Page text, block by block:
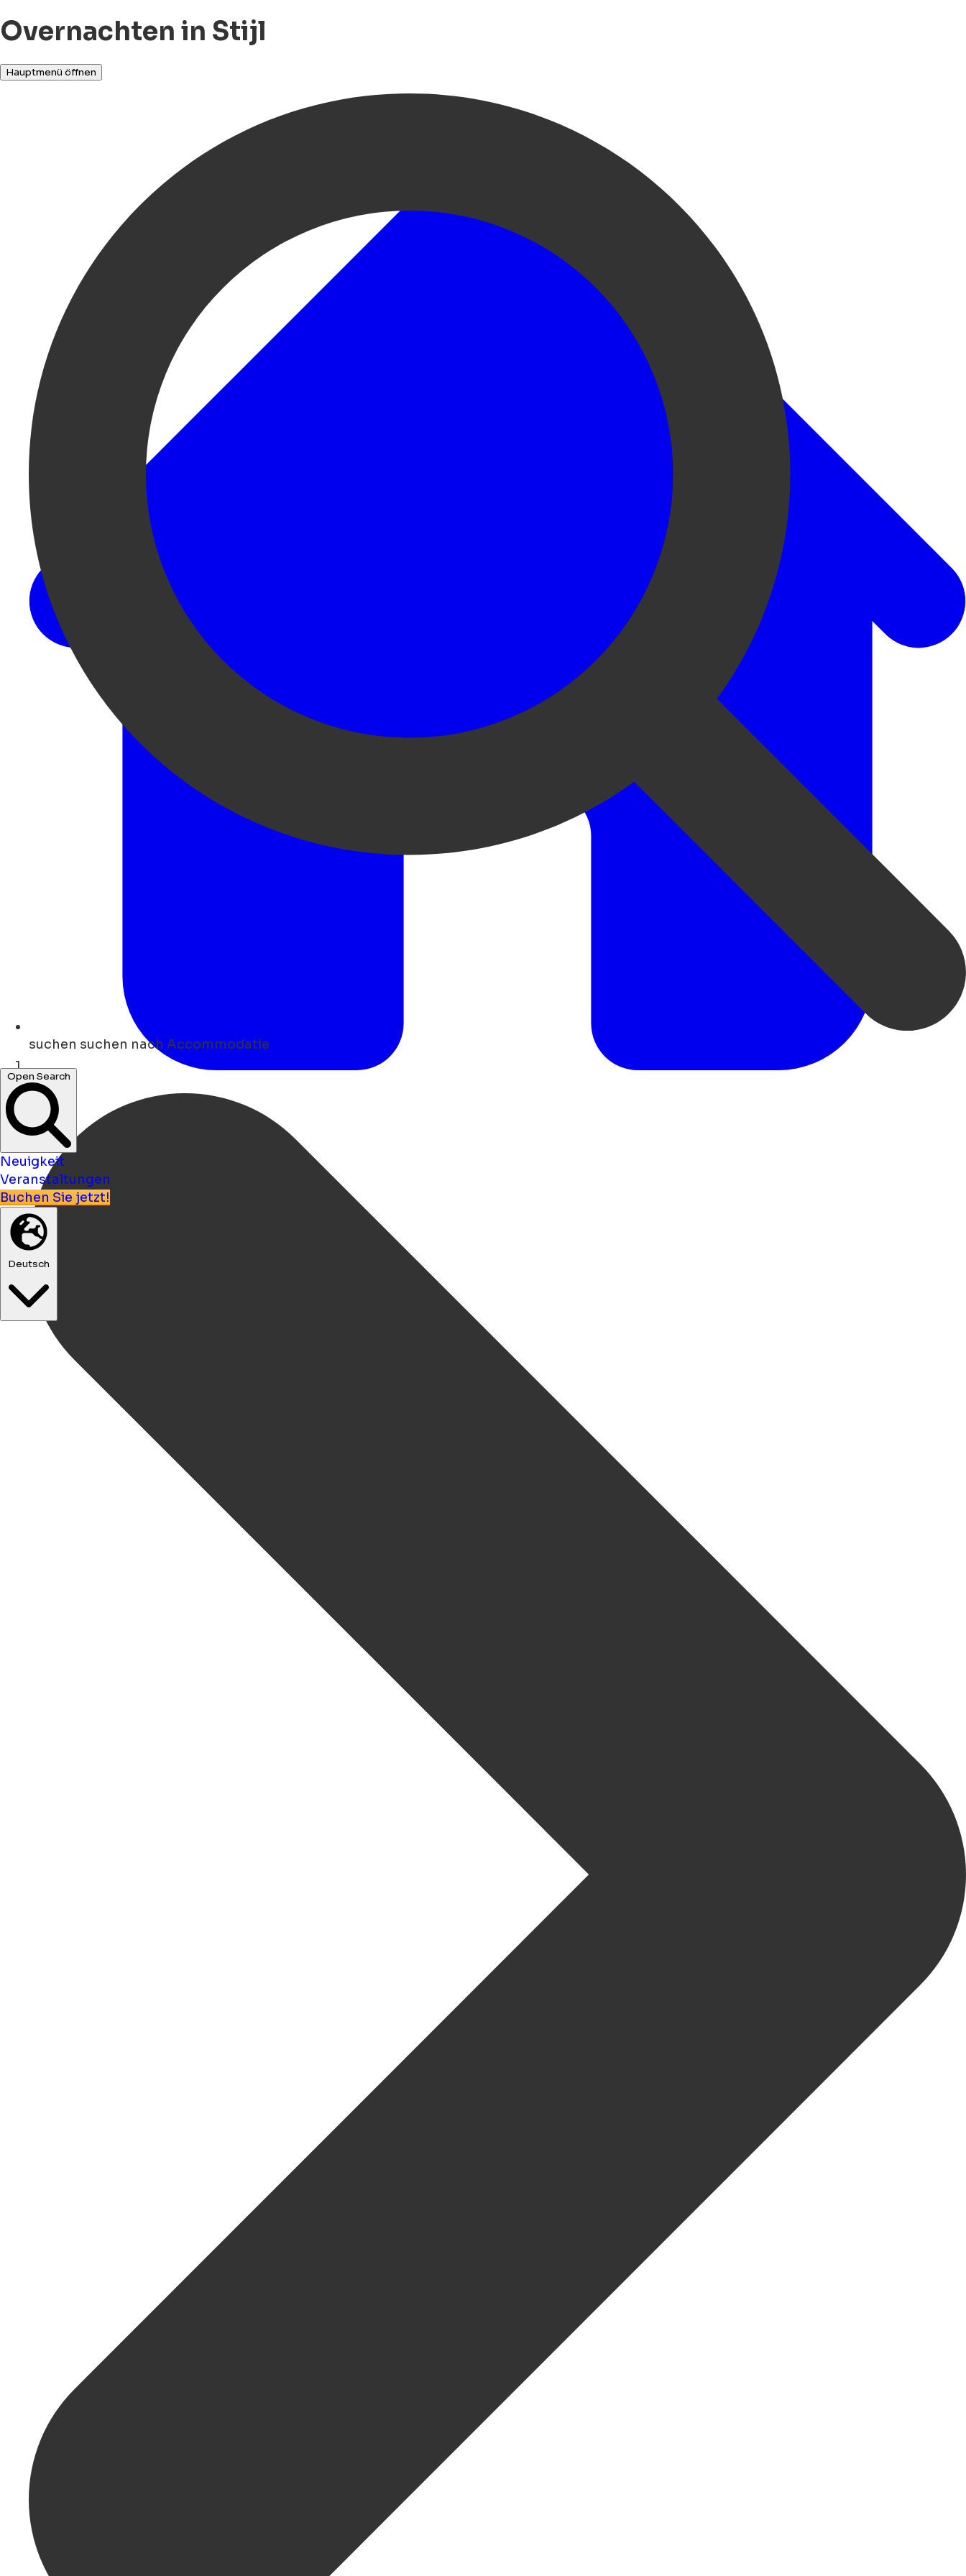
Overnachten in Stijl
Hauptmenü öffnen
suchen suchen nach Accommodatie
Open Search
Neuigkeit
Veranstaltungen
Buchen Sie jetzt!
Deutsch
Heim